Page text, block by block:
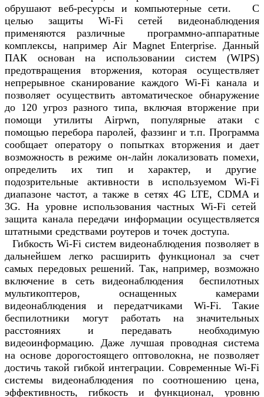
обрушают веб-ресурсы и компьютерные сети. С
целью защиты Wi-Fi сетей видеонаблюдения
применяются различные программно-аппаратные
комплексы, например Air Magnet Enterprise. Данный
ПАК основан на использовании систем (WIPS)
предотвращения вторжения, которая осуществляет
непрерывное сканирование каждого Wi-Fi канала и
позволяет осуществить автоматическое обнаружение
до 120 угроз разного типа, включая вторжение при
помощи утилиты Airpwn, популярные атаки с
помощью перебора паролей, фаззинг и т.п. Программа
сообщает оператору о попытках вторжения и дает
возможность в режиме он-лайн локализовать помехи,
определить их тип и характер, и другие
подозрительные активности в используемом Wi-Fi
диапазоне частот, а также в сетях 4G LTE, CDMA и
3G. На уровне использования частных Wi-Fi сетей
защита канала передачи информации осуществляется
штатными средствами роутеров и точек доступа.
Гибкость Wi-Fi систем видеонаблюдения позволяет в
дальнейшем легко расширить функционал за счет
самых передовых решений. Так, например, возможно
включение в сеть видеонаблюдения беспилотных
мультикоптеров, оснащенных камерами
видеонаблюдения и передатчиками Wi-Fi. Такие
беспилотники могут работать на значительных
расстояниях и передавать необходимую
видеоинформацию. Даже лучшая проводная система
на основе дорогостоящего оптоволокна, не позволяет
достичь такой гибкой интеграции. Современные Wi-Fi
системы видеонаблюдения по соотношению цена,
эффективность, гибкость и функционал, уровню